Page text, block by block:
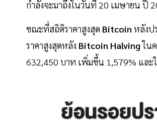
กำลังจะมาถึงในวันที่ 20 เมษายน ปี
ขณะที่สถิติราคาสูงสุด Bitcoin หลังป
ราคาสูงสุดหลัง Bitcoin Halvingใน
632,450 บาท เพิ่มขึ้น 1,579% แล